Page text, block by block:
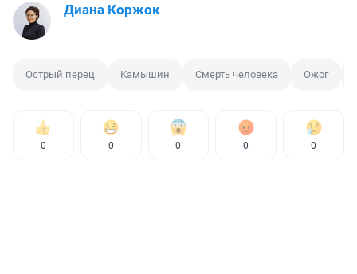
Диана Коржок
Острый перец Камышин Смерть человека Ожог
0 0 0 0 0